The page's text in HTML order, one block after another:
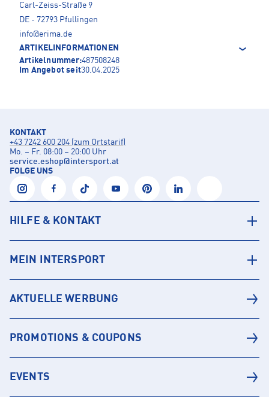
Carl-Zeiss-Straße 9
DE - 72793 Pfullingen
info@erima.de
ARTIKELINFORMATIONEN
Artikelnummer:487508248
Im Angebot seit30.04.2025
KONTAKT
+43 7242 600 204 (zum Ortstarif)
Mo. – Fr. 08:00 – 20:00 Uhr
service.eshop@intersport.at
FOLGE UNS
HILFE & KONTAKT
MEIN INTERSPORT
AKTUELLE WERBUNG
PROMOTIONS & COUPONS
EVENTS